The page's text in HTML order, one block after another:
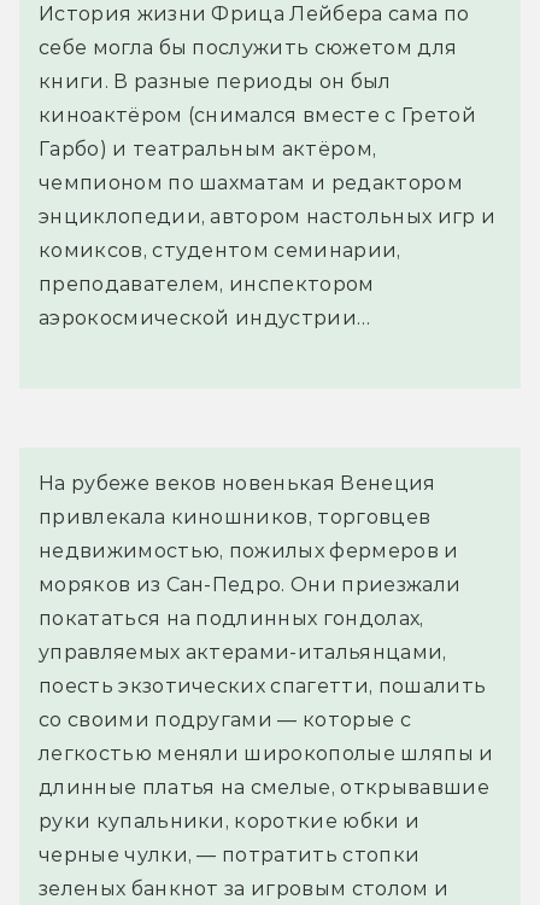
История жизни Фрица Лейбера сама по
себе могла бы послужить сюжетом для
книги. В разные периоды он был
киноактёром (снимался вместе с Гретой
Гарбо) и театральным актёром,
чемпионом по шахматам и редактором
энциклопедии, автором настольных игр и
комиксов, студентом семинарии,
преподавателем, инспектором
аэрокосмической индустрии…
На рубеже веков новенькая Венеция
привлекала киношников, торговцев
недвижимостью, пожилых фермеров и
моряков из Сан-Педро. Они приезжали
покататься на подлинных гондолах,
управляемых актерами-итальянцами,
поесть экзотических спагетти, пошалить
со своими подругами — которые с
легкостью меняли широкополые шляпы и
длинные платья на смелые, открывавшие
руки купальники, короткие юбки и
черные чулки, — потратить стопки
зеленых банкнот за игровым столом и